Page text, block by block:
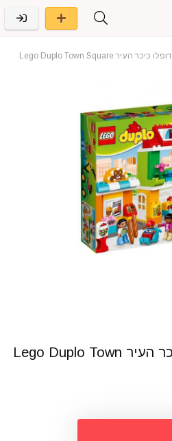
לגו דופלו כיכר העיר Lego Duplo Town Square
לגו דופלו כיכר העיר Lego Duplo Town